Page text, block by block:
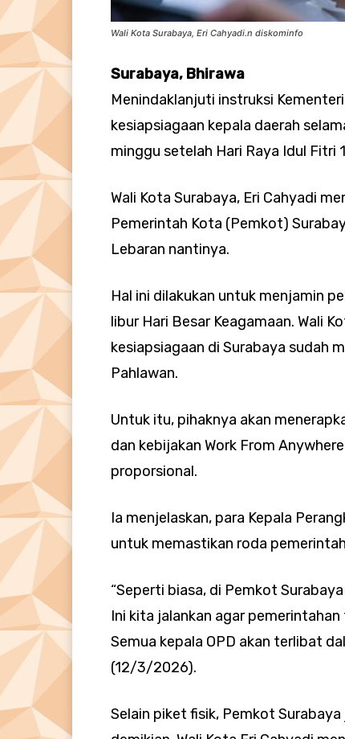
Wali Kota Surabaya, Eri Cahyadi.n diskominfo
Surabaya, Bhirawa
Menindaklanjuti instruksi
kesiapsiagaan kepala daerah
minggu setelah Hari Raya Idul Fitri
Wali Kota Surabaya, Eri Cahyadi
Pemerintah Kota (Pemkot)
Lebaran nantinya.
Hal ini dilakukan untuk menjamin
libur Hari Besar Keagamaan. Wali
kesiapsiagaan di Surabaya sudah
Pahlawan.
Untuk itu, pihaknya akan
dan kebijakan Work From
proporsional.
Ia menjelaskan, para Kepala
untuk memastikan roda
“Seperti biasa, di Pemkot
Ini kita jalankan agar
Semua kepala OPD akan terlibat
(12/3/2026).
Selain piket fisik, Pemkot